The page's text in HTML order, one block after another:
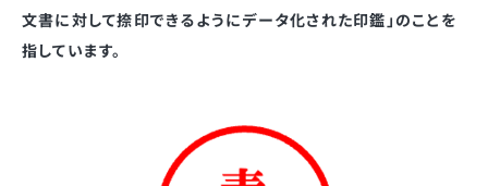
文書に対して捺印できるようにデータ化された印鑑」のことを
指しています。